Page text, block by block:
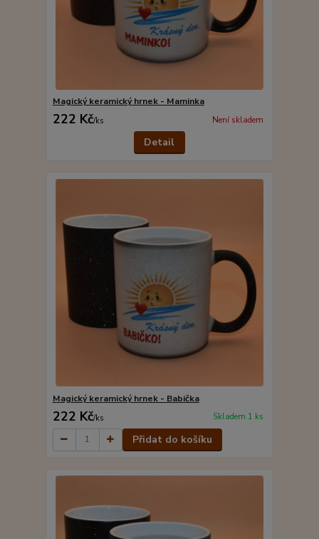
Magický keramický hrnek - Maminka
222 Kč/ks Není skladem
Detail
Magický keramický hrnek - Babička
222 Kč/ks Skladem 1 ks
Přidat do košíku